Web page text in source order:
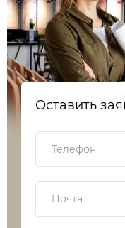
Оставить